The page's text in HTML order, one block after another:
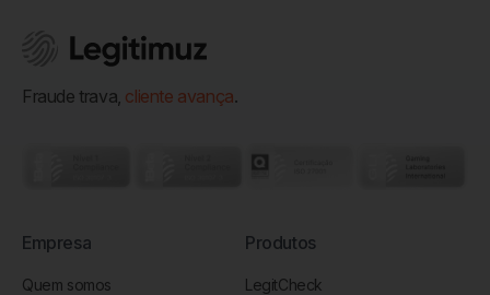
Fraude trava, cliente avança.
Empresa
Quem somos
Produtos
LegitCheck